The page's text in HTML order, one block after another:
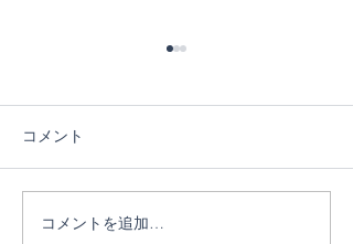
５日目！
コメント
コメントを追加…